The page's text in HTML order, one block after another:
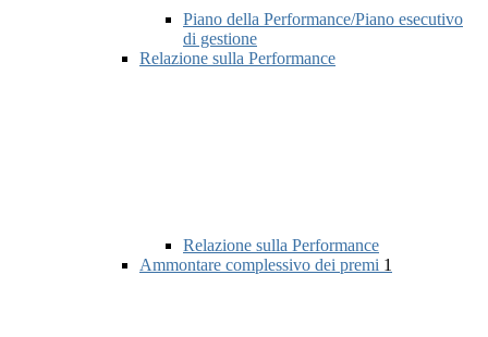
Piano della Performance/Piano esecutivo
di gestione
Relazione sulla Performance
Relazione sulla Performance
Ammontare complessivo dei premi 1